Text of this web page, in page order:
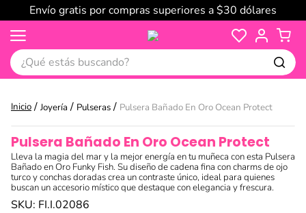
Envío gratis por compras superiores a $30 dólares
¿Qué estás buscando?
Joyería Pulseras Pulsera Bañado En Oro Ocean Protect
Pulsera Bañado En Oro Ocean Protect
Lleva la magia del mar y la mejor energía en tu muñeca con esta Pulsera
Bañado en Oro Funky Fish. Su diseño de cadena fina con charms de ojo
turco y conchas doradas crea un contraste único, ideal para quienes
buscan un accesorio místico que destaque con elegancia y frescura.
SKU: FI.I.02086